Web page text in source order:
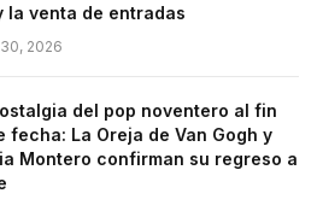
la venta de entradas
2026
del pop noventero al fin
fecha: La Oreja de Van Gogh y
Montero confirman su regreso a